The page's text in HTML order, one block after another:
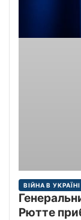
ВІЙНА В УКРАЇНІ
Рютте